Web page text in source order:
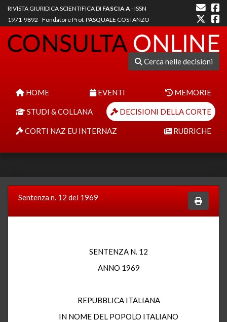
RIVISTA GIURIDICA SCIENTIFICA DI FASCIA A- ISSN
1971-9892 - Fondatore Prof. PASQUALE COSTANZO
Cerca nelle decisioni
HOME EVENTI MEMORIE
STUDI & COLLANA DECISIONI DELLA CORTE
CORTI NAZ EU INTERNAZ RUBRICHE
Sentenza n. 12 del 1969
SENTENZA N. 12
ANNO 1969
REPUBBLICA ITALIANA
IN NOME DEL POPOLO ITALIANO